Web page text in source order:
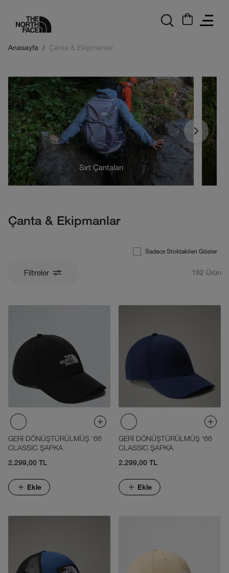
Anasayfa Çanta & Ekipmanlar
Sırt Çantaları
Çanta & Ekipmanlar
Sadece Stoktakileri Göster
Filtreler 182 Ürün
GERİ DÖNÜŞTÜRÜLMÜŞ ‘66
CLASSIC ŞAPKA
2.299,00 TL
Ekle
GERİ DÖNÜŞTÜRÜLMÜŞ ‘66
CLASSIC ŞAPKA
2.299,00 TL
Ekle